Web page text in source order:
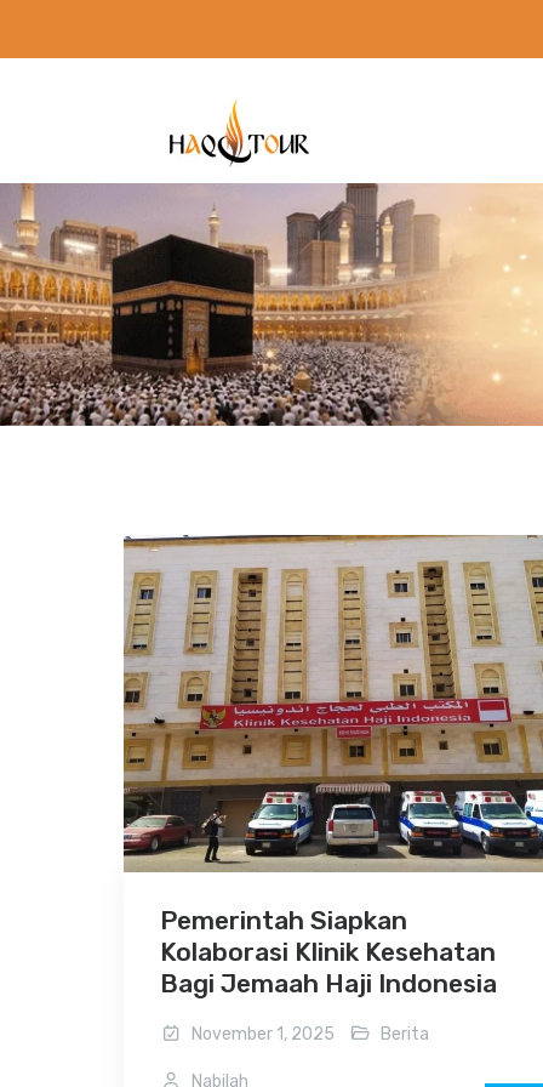
Pemerintah Siapkan
Kolaborasi Klinik Kesehatan
Bagi Jemaah Haji Indonesia
November 1, 2025 Berita
Nabilah